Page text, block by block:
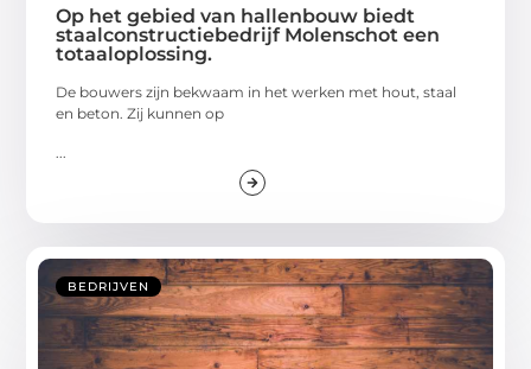
Op het gebied van hallenbouw biedt
staalconstructiebedrijf Molenschot een
totaaloplossing.
De bouwers zijn bekwaam in het werken met hout, staal
en beton. Zij kunnen op
BEDRIJVEN